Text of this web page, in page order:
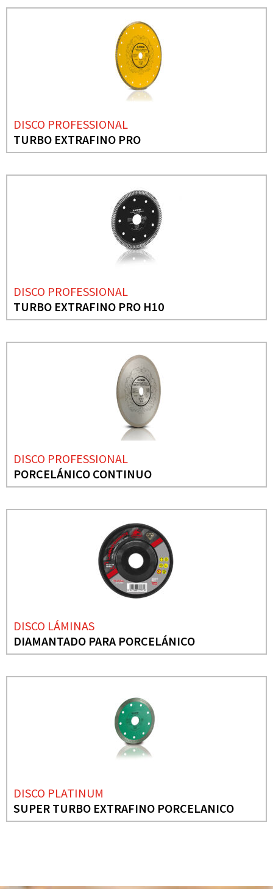
DISCO PROFESSIONAL
TURBO EXTRAFINO PRO
DISCO PROFESSIONAL
TURBO EXTRAFINO PRO H10
DISCO PROFESSIONAL
PORCELÁNICO CONTINUO
DISCO LÁMINAS
DIAMANTADO PARA PORCELÁNICO
DISCO PLATINUM
SUPER TURBO EXTRAFINO PORCELANICO